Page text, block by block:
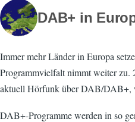
DAB+ in
Immer mehr Länder in Europa
Programmvielfalt nimmt weiter zu.
aktuell Hörfunk über DAB/DAB+,
DAB+-Programme werden in so